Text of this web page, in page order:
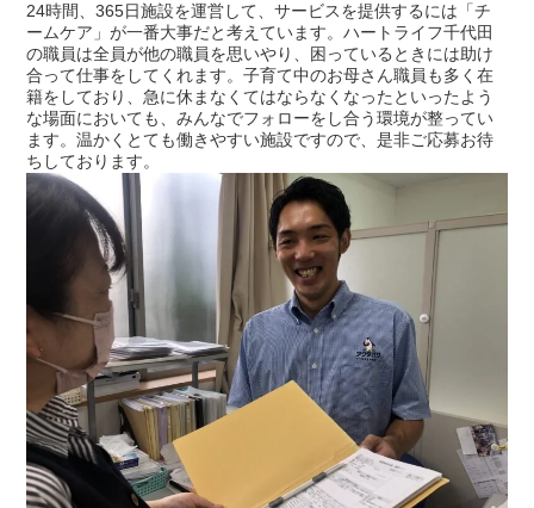
24時間、365日施設を運営して、サービスを提供するには「チ
ームケア」が一番大事だと考えています。ハートライフ千代田
の職員は全員が他の職員を思いやり、困っているときには助け
合って仕事をしてくれます。子育て中のお母さん職員も多く在
籍をしており、急に休まなくてはならなくなったといったよう
な場面においても、みんなでフォローをし合う環境が整ってい
ます。温かくとても働きやすい施設ですので、是非ご応募お待
ちしております。